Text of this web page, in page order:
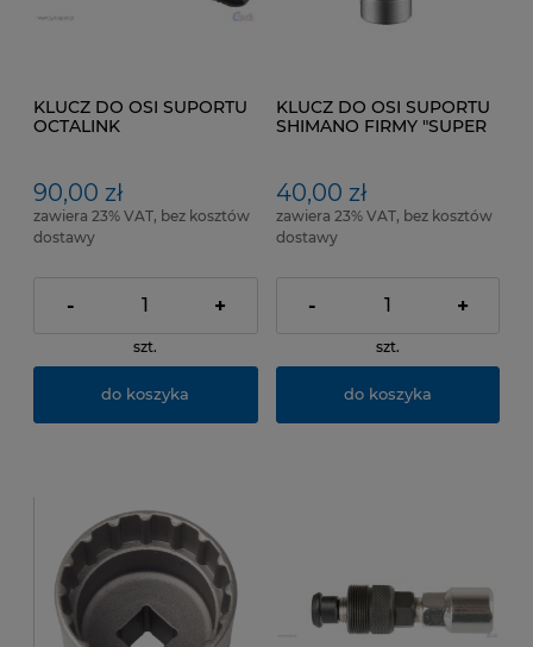
KLUCZ DO OSI SUPORTU
OCTALINK
90,00 zł
zawiera 23% VAT, bez kosztów
dostawy
- +
szt.
do koszyka
KLUCZ DO OSI SUPORTU
SHIMANO FIRMY "SUPER
40,00 zł
zawiera 23% VAT, bez kosztów
dostawy
- +
szt.
do koszyka